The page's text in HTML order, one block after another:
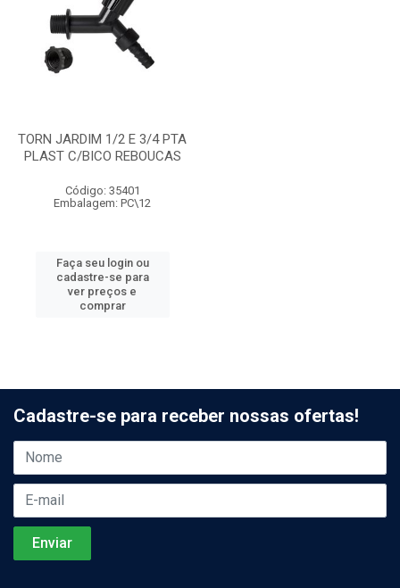
TORN JARDIM 1/2 E 3/4 PTA
PLAST C/BICO REBOUCAS
Código: 35401
Embalagem: PC\12
Faça seu login ou
cadastre-se para
ver preços e
comprar
Cadastre-se para receber nossas ofertas!